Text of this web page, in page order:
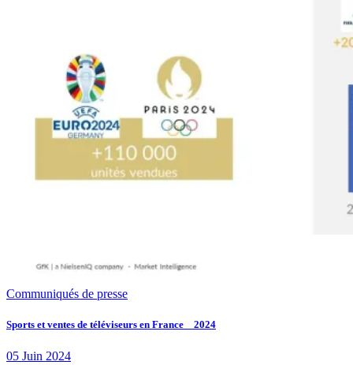
Communiqués de presse
Sports et ventes de téléviseurs en France _ 2024
05 Juin 2024